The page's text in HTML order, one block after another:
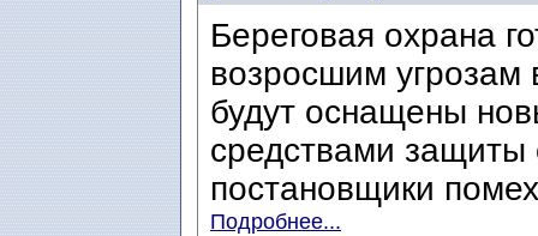
Береговая охрана
возросшим
будут оснащены
средствами защиты
постановщики
Подробнее...